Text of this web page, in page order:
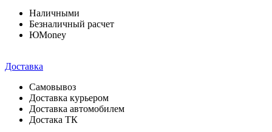
Наличными
Безналичный расчет
ЮMoney
Доставка
Самовывоз
Доставка курьером
Доставка автомобилем
Достака ТК